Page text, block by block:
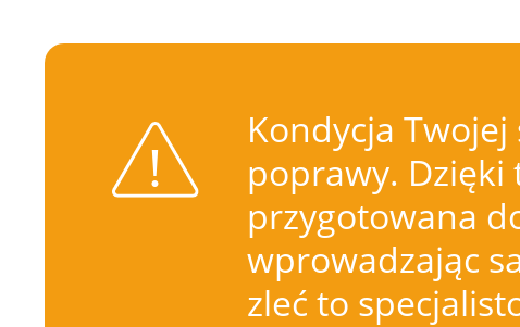
Kondycja
poprawy.
przygotowana
wprowadzając
zleć to